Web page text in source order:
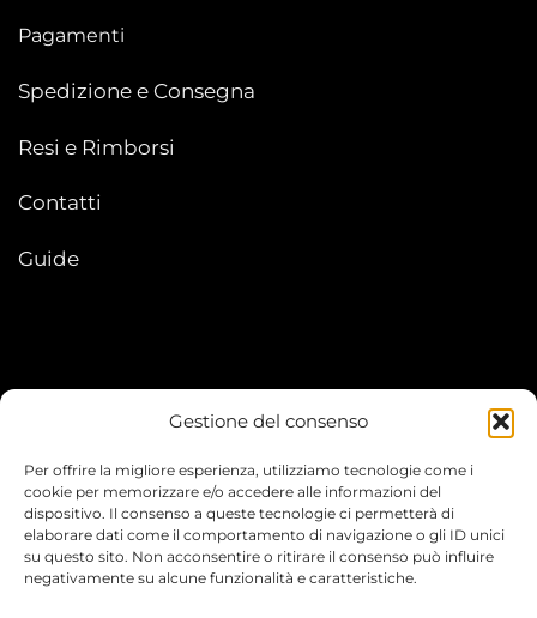
Gestione del consenso
Per offrire la migliore esperienza, utilizziamo tecnologie come i
cookie per memorizzare e/o accedere alle informazioni del
dispositivo. Il consenso a queste tecnologie ci permetterà di
elaborare dati come il comportamento di navigazione o gli ID unici
su questo sito. Non acconsentire o ritirare il consenso può influire
negativamente su alcune funzionalità e caratteristiche.
Pagamenti
Spedizione e Consegna
Resi e Rimborsi
Contatti
Guide
I Miei Ordini
Le mie informazioni